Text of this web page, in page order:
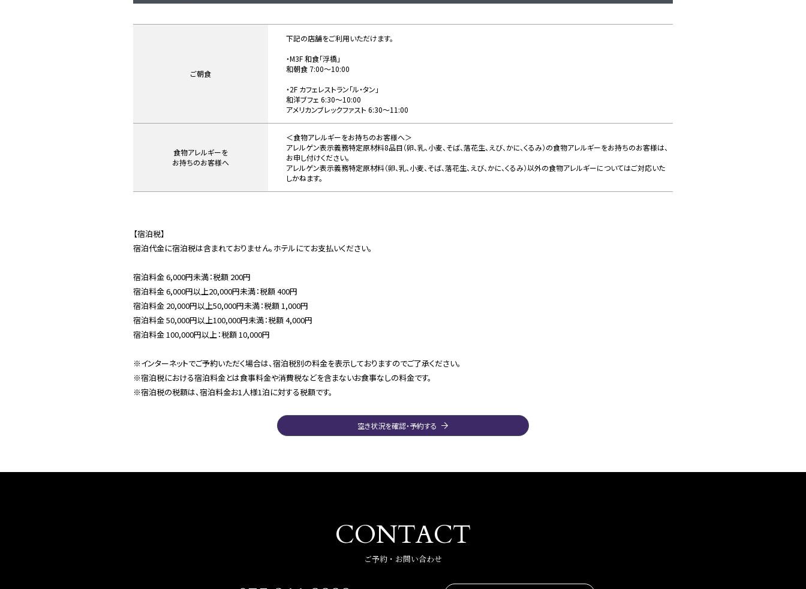
ご朝食
下記の店舗をご利用いただけます。
・M3F 和食「浮橋」
和朝食 7:00～10:00
・2F カフェレストラン「ル・タン」
和洋ブフェ 6:30～10:00
アメリカンブレックファスト 6:30～11:00
食物アレルギーを
お持ちのお客様へ
＜食物アレルギーをお持ちのお客様へ＞
アレルゲン表示義務特定原材料8品目（卵、乳、小麦、そば、落花生、えび、かに、くるみ）の食物アレルギーをお持ちのお客様は、
お申し付けください。
アレルゲン表示義務特定原材料（卵、乳、小麦、そば、落花生、えび、かに、くるみ）以外の食物アレルギーについてはご対応いた
しかねます。
【宿泊税】
宿泊代金に宿泊税は含まれておりません。ホテルにてお支払いください。
宿泊料金 6,000円未満：税額 200円
宿泊料金 6,000円以上20,000円未満：税額 400円
宿泊料金 20,000円以上50,000円未満：税額 1,000円
宿泊料金 50,000円以上100,000円未満：税額 4,000円
宿泊料金 100,000円以上：税額 10,000円
※インターネットでご予約いただく場合は、宿泊税別の料金を表示しておりますのでご了承ください。
※宿泊税における宿泊料金とは食事料金や消費税などを含まないお食事なしの料金です。
※宿泊税の税額は、宿泊料金お1人様1泊に対する税額です。
空き状況を確認・予約する
ご予約・お問い合わせ
CONTACT